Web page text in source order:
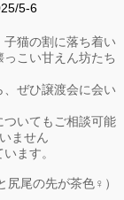
5-6
猫の割に落ち着い
こい甘えん坊たち
ぜひ譲渡会に会い
いてもご相談可能
ません
ます。
尻尾の先が茶色♀）